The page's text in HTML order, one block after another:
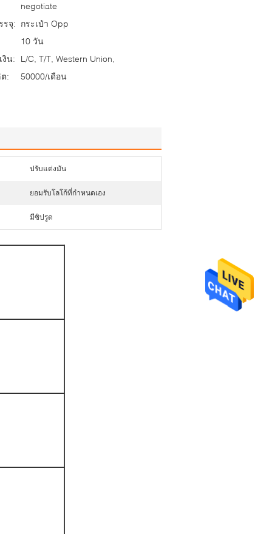
negotiate
รจุ: กระเป๋า Opp
10 วัน
งิน:
L/C, T/T, Western Union,
:
50000/เดือน
ปรับแต่งมัน
ยอมรับโลโก้ที่กำหนดเอง
มีซิปรูด